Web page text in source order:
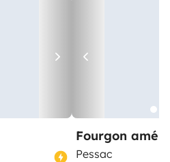
Fourgon
Pessac